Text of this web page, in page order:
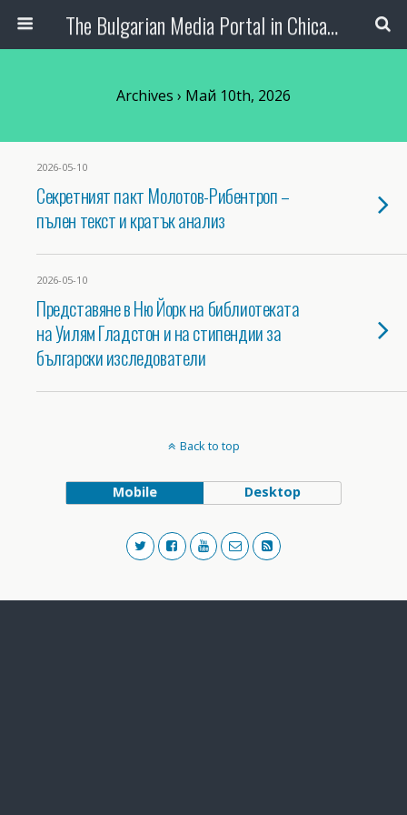
The Bulgarian Media Portal in Chicago
Archives › Май 10th, 2026
2026-05-10
Секретният пакт Молотов-Рибентроп –
пълен текст и кратък анализ
2026-05-10
Представяне в Ню Йорк на библиотеката
на Уилям Гладстон и на стипендии за
български изследователи
Back to top
Mobile Desktop